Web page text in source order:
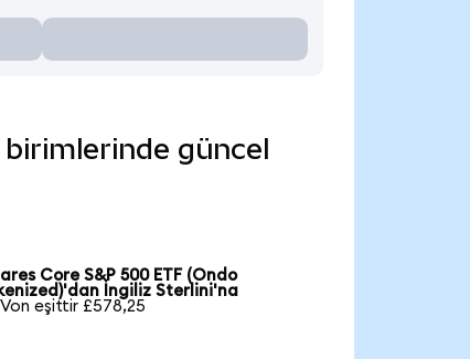
birimlerinde güncel
Core S&P 500 ETF (Ondo
İngiliz Sterlini'na
eşittir £578,25